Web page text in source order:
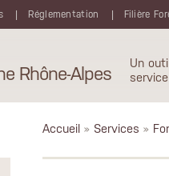
Réglementation Filière
Rhône-Alpes
Un
Accueil » Services »